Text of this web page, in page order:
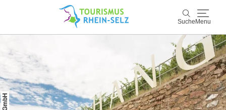
Suche Menu
Suche
Entdecken & Erleben